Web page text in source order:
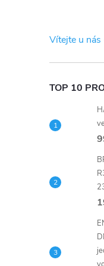
t
r
a
n
í
a
Vítejte u nás
TOP 10